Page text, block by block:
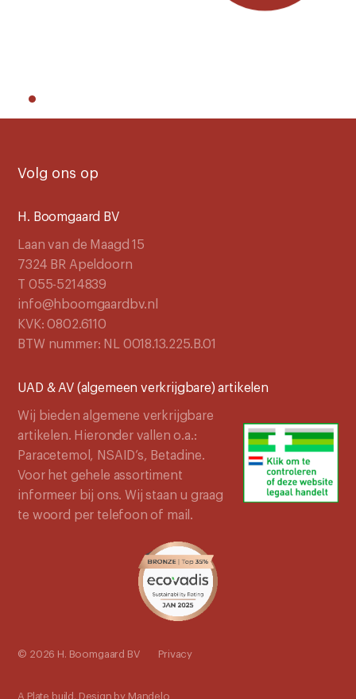
Volg ons op
H. Boomgaard BV
Laan van de Maagd 15
7324 BR Apeldoorn
T 055-5214839
info@hboomgaardbv.nl
KVK: 0802.6110
BTW nummer: NL 0018.13.225.B.01
UAD & AV (algemeen verkrijgbare) artikelen
Wij bieden algemene verkrijgbare
artikelen. Hieronder vallen o.a.:
Paracetemol, NSAID’s, Betadine.
Voor het gehele assortiment
informeer bij ons. Wij staan u graag
te woord per telefoon of mail.
© 2026 H. Boomgaard BV Privacy
A Plate build. Design by Mandelo